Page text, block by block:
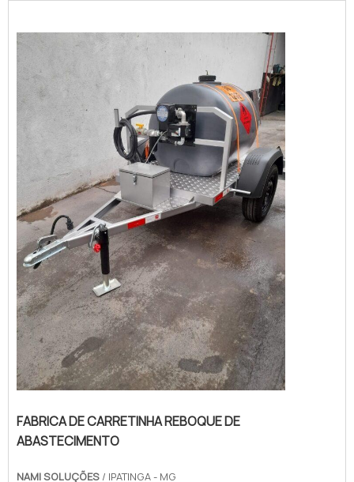
FABRICA DE CARRETINHA REBOQUE DE
ABASTECIMENTO
NAMI SOLUÇÕES / IPATINGA - MG